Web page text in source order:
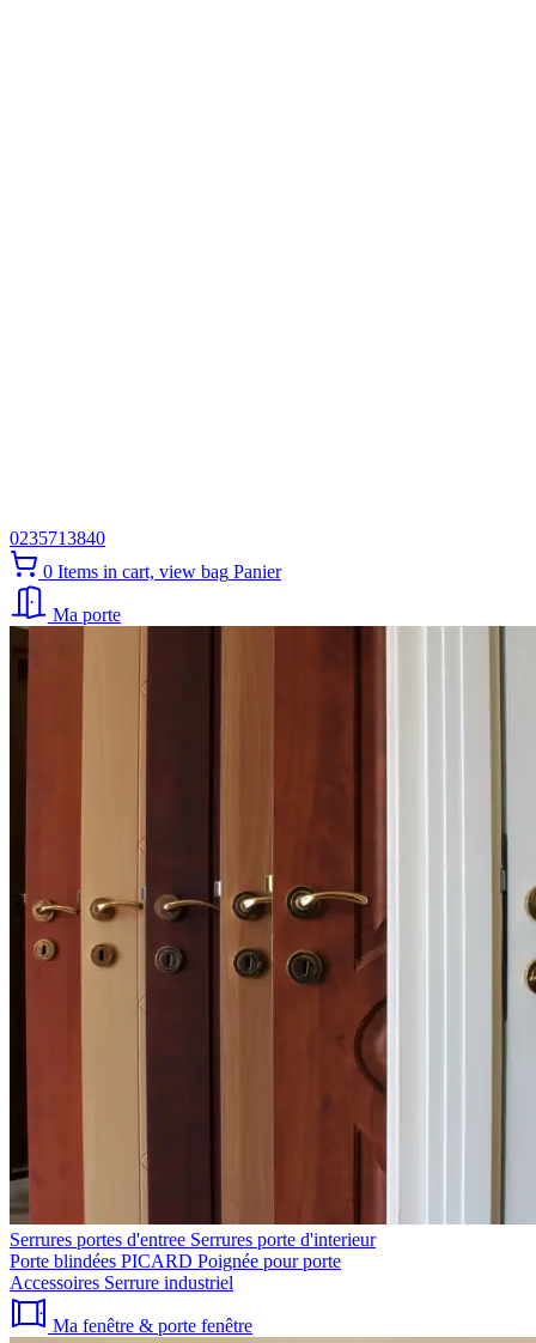
0235713840
0 Items in cart, view bag Panier
Ma porte
Serrures portes d'entree Serrures porte d'interieur
Porte blindées PICARD Poignée pour porte
Accessoires Serrure industriel
Ma fenêtre & porte fenêtre